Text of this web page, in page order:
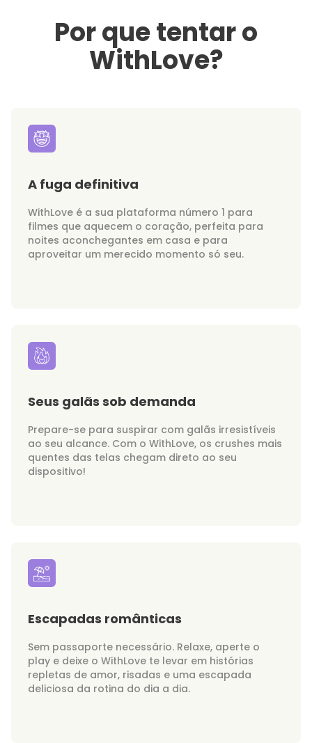
Por que tentar o
WithLove?
A fuga definitiva
WithLove é a sua plataforma número 1 para
filmes que aquecem o coração, perfeita para
noites aconchegantes em casa e para
aproveitar um merecido momento só seu.
Seus galãs sob demanda
Prepare-se para suspirar com galãs irresistíveis
ao seu alcance. Com o WithLove, os crushes mais
quentes das telas chegam direto ao seu
dispositivo!
Escapadas românticas
Sem passaporte necessário. Relaxe, aperte o
play e deixe o WithLove te levar em histórias
repletas de amor, risadas e uma escapada
deliciosa da rotina do dia a dia.